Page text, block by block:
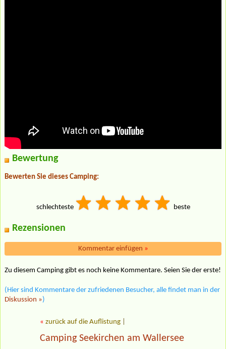
Bewertung
Bewerten Sie dieses Camping:
schlechteste beste
Rezensionen
Kommentar einfügen »
Zu diesem Camping gibt es noch keine Kommentare. Seien Sie der erste!
(Hier sind Kommentare der zufriedenen Besucher, alle findet man in der
Diskussion »)
« zurück auf die Auflistung
Camping Seekirchen am Wallersee